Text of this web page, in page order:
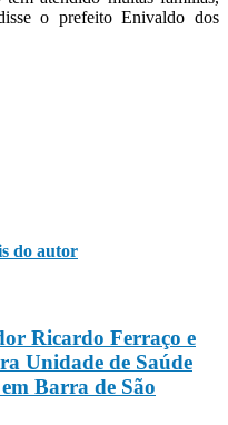
o prefeito Enivaldo dos
do autor
Ricardo Ferraço e
Unidade de Saúde
Barra de São